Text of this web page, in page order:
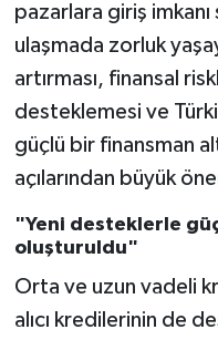
pazarlara giriş imkanı
ulaşmada zorluk
artırması, finansal
desteklemesi ve
güçlü bir finansman
açılarından büyük
"Yeni desteklerle
oluşturuldu"
Orta ve uzun vadeli
alıcı kredilerinin de